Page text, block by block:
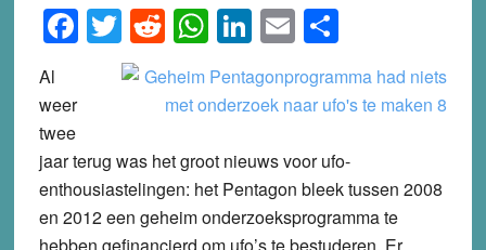
Facebook
Twitter
Reddit
WhatsApp
LinkedIn
EmailShare
Al
weer
twee
jaar terug was het groot nieuws voor ufo-
enthousiastelingen: het Pentagon bleek tussen 2008
en 2012 een geheim onderzoeksprogramma te